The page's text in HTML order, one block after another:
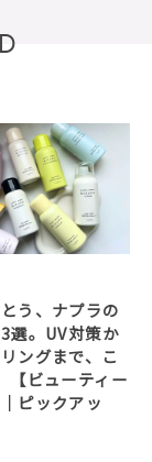
う、ナプラの
選。UV対策か
ングまで、こ
【ビューティー
ピックアッ